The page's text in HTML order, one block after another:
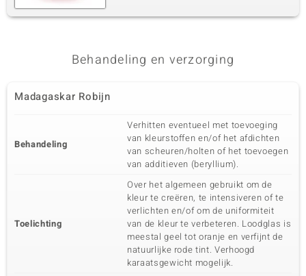
Behandeling en verzorging
Madagaskar Robijn
Behandeling
Verhitten eventueel met toevoeging
van kleurstoffen en/of het afdichten
van scheuren/holten of het toevoegen
van additieven (beryllium).
Toelichting
Over het algemeen gebruikt om de
kleur te creëren, te intensiveren of te
verlichten en/of om de uniformiteit
van de kleur te verbeteren. Loodglas is
meestal geel tot oranje en verfijnt de
natuurlijke rode tint. Verhoogd
karaatsgewicht mogelijk.